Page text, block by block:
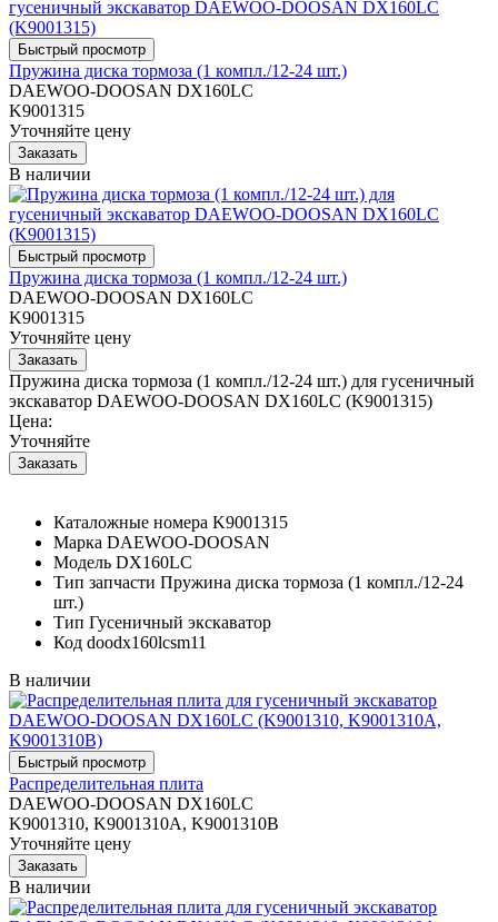
Пружина диска тормоза (1 компл./12-24 шт.)
DAEWOO-DOOSAN DX160LC
K9001315
Уточняйте цену
В наличии
Пружина диска тормоза (1 компл./12-24 шт.)
DAEWOO-DOOSAN DX160LC
K9001315
Уточняйте цену
Пружина диска тормоза (1 компл./12-24 шт.) для гусеничный
экскаватор DAEWOO-DOOSAN DX160LC (K9001315)
Цена:
Уточняйте
Каталожные номера K9001315
Марка DAEWOO-DOOSAN
Модель DX160LC
Тип запчасти Пружина диска тормоза (1 компл./12-24
шт.)
Тип Гусеничный экскаватор
Код doodx160lcsm11
В наличии
Распределительная плита
DAEWOO-DOOSAN DX160LC
K9001310, K9001310A, K9001310B
Уточняйте цену
В наличии